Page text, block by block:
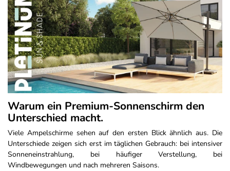
Warum ein Premium-Sonnenschirm den
Unterschied macht.
Viele Ampelschirme sehen auf den ersten Blick ähnlich aus. Die
Unterschiede zeigen sich erst im täglichen Gebrauch: bei intensiver
Sonneneinstrahlung, bei häufiger Verstellung, bei
Windbewegungen und nach mehreren Saisons.